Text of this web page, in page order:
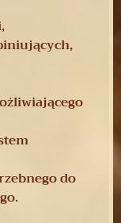
do